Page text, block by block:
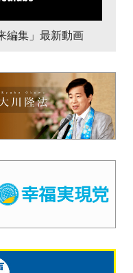
編集」最新動画